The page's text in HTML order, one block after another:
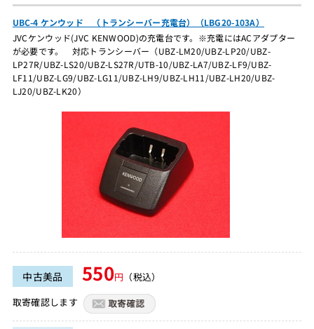
UBC-4 ケンウッド （トランシーバー充電台）（LBG20-103A）
JVCケンウッド(JVC KENWOOD)の充電台です。※充電にはACアダプター
が必要です。 対応トランシーバー（UBZ-LM20/UBZ-LP20/UBZ-
LP27R/UBZ-LS20/UBZ-LS27R/UTB-10/UBZ-LA7/UBZ-LF9/UBZ-
LF11/UBZ-LG9/UBZ-LG11/UBZ-LH9/UBZ-LH11/UBZ-LH20/UBZ-
LJ20/UBZ-LK20）
中古美品 550円 （税込）
取寄確認します